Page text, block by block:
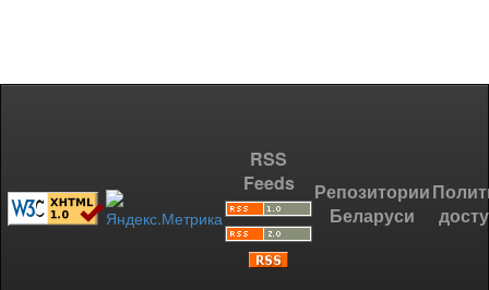
RSS
Feeds
Репозитории
Беларуси